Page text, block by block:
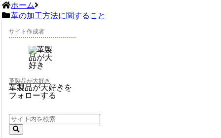
ホーム
革の加工方法に関すること
サイト作成者
革製品が大好き
革製品が大好きを
フォローする